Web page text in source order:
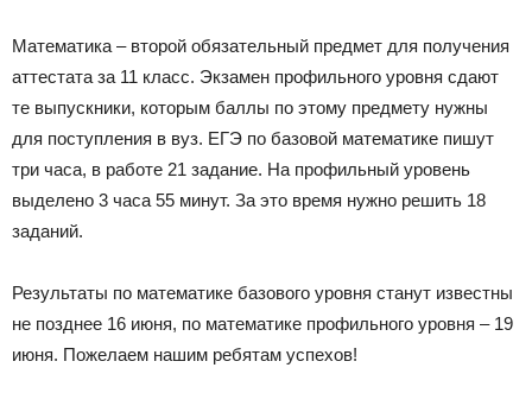
|
Тюменцевский
Математика – второй обязательный предмет для получения
аттестата за 11 класс. Экзамен профильного уровня сдают
те выпускники, которым баллы по этому предмету нужны
для поступления в вуз. ЕГЭ по базовой математике пишут
три часа, в работе 21 задание. На профильный уровень
выделено 3 часа 55 минут. За это время нужно решить 18
заданий.
Результаты по математике базового уровня станут известны
не позднее 16 июня, по математике профильного уровня – 19
июня. Пожелаем нашим ребятам успехов!